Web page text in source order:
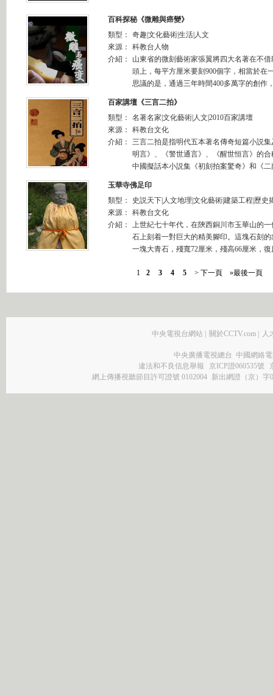
百科探秘《微雕與癌變》
類型：
奇趣|文化藝術|生活|人文
來源：
科教台人物
介紹：
山東省的微刻藝術家張翼將四大名著在不
頭上，每平方厘米要刻900個字，相當於在
思議的是，通過三年時間400多萬字的創作
百家講壇《三言二拍》
類型：
名著名家|文化藝術|人文|2010百家講壇
來源：
科教台文化
介紹：
三言二拍是指明代五本著名傳奇短篇小説
明言》、《警世通言》、《醒世恒言》的
中國擬話本小説集《初刻拍案驚奇》和《
玉華寺佛足印
類型：
史説天下|人文地理|文化藝術|建築工程|歷史
來源：
科教台文化
介紹：
上世紀七十年代，在陝西銅川市玉華山的
石上刻着一對巨大的精美腳印。這塊石刻
一塊大青石，殘寬72厘米，殘高66厘米，
1 2 3 4 5 > 下一頁 »最後一頁
中央電視台網站 關於CCTV.com 人
中央廣播電視總台 中國網絡
違法和不良信息舉報
京ICP證060535號
網上傳播視聽節目許可證號 0102004 新出網證（京）